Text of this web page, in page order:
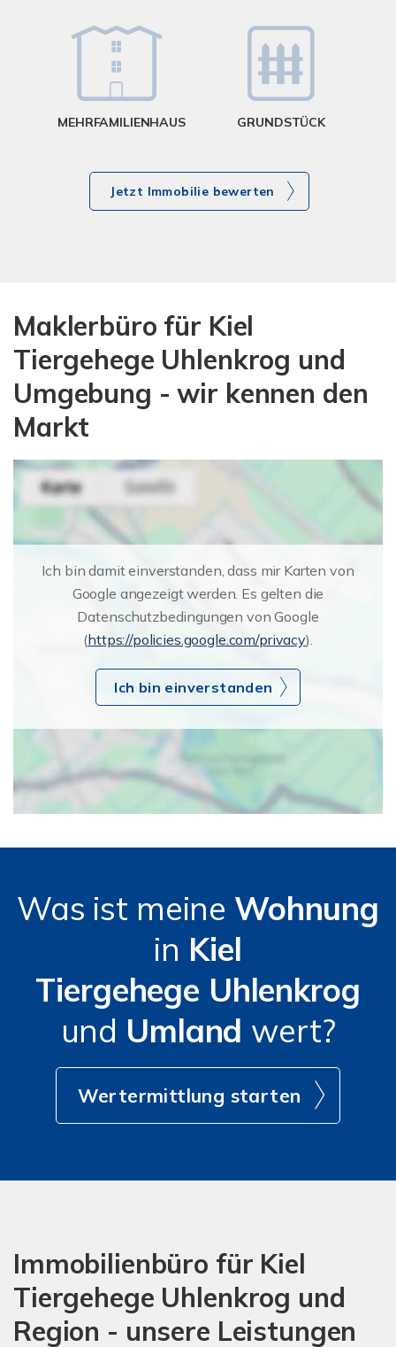
MEHRFAMILIENHAUS GRUNDSTÜCK
Jetzt Immobilie bewerten
Maklerbüro für Kiel
Tiergehege Uhlenkrog und
Umgebung - wir kennen den
Markt
Ich bin damit einverstanden, dass mir Karten von
Google angezeigt werden. Es gelten die
Datenschutzbedingungen von Google
(https://policies.google.com/privacy).
Ich bin einverstanden
Was ist meine Wohnung
in Kiel
Tiergehege Uhlenkrog
und Umland wert?
Wertermittlung starten
Immobilienbüro für Kiel
Tiergehege Uhlenkrog und
Region - unsere Leistungen